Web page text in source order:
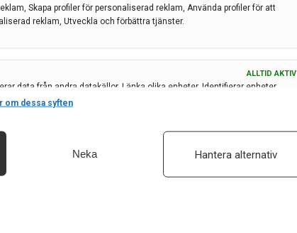
Skapa profiler för personaliserad reklam, Använda profiler för att
reklam, Utveckla och förbättra tjänster.
ALLTID AKTIV
data från andra datakällor, Länka olika enheter, Identifierar enheter
som överförs automatiskt.
integritetsval.
ALLTID AKTIV
om dessa syften
Neka Hantera alternativ
och risk för skov vid